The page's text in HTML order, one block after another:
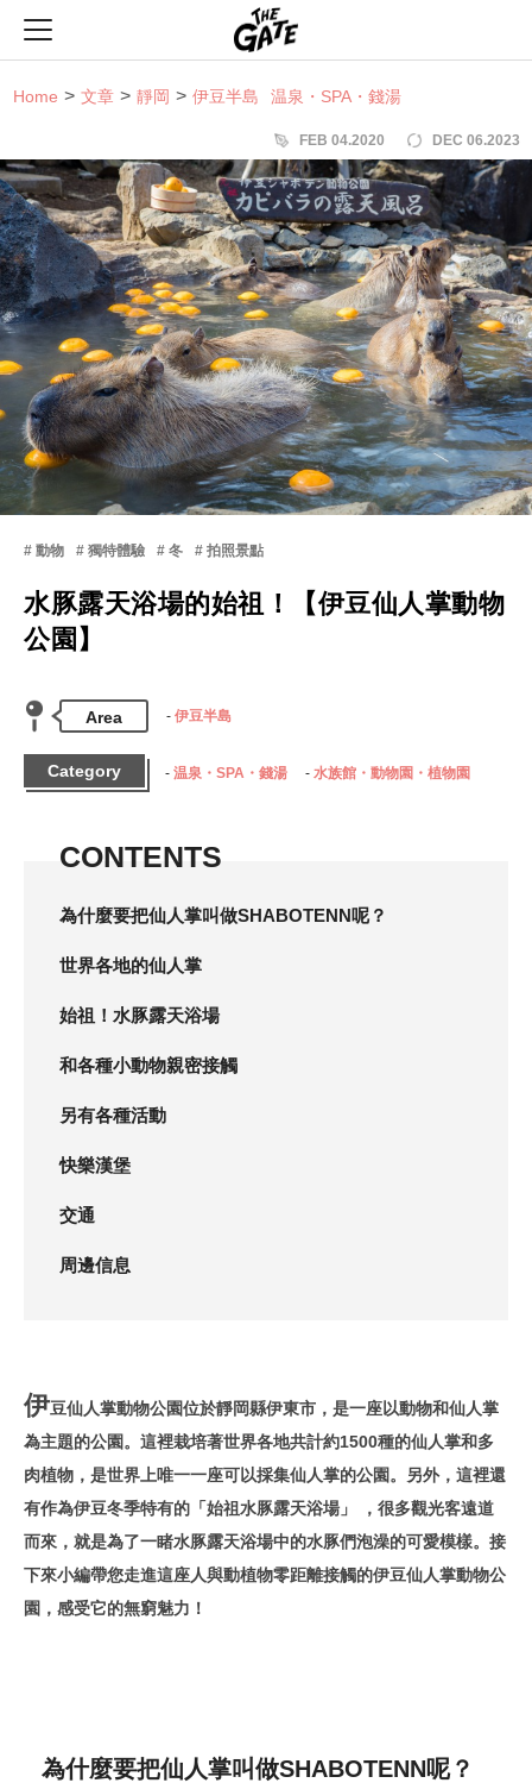
Home 文章 靜岡 伊豆半島 温泉・SPA・錢湯
FEB 04.2020 DEC 06.2023
動物 獨特體驗 冬 拍照景點
水豚露天浴場的始祖！【伊豆仙人掌動物
公園】
Area 伊豆半島
Category 温泉・SPA・錢湯 水族館・動物園・植物園
CONTENTS
為什麼要把仙人掌叫做SHABOTENN呢？
世界各地的仙人掌
始祖！水豚露天浴場
和各種小動物親密接觸
另有各種活動
快樂漢堡
交通
周邊信息
伊豆仙人掌動物公園位於靜岡縣伊東市，是一座以動物和仙人掌
為主題的公園。這裡栽培著世界各地共計約1500種的仙人掌和多
肉植物，是世界上唯一一座可以採集仙人掌的公園。另外，這裡還
有作為伊豆冬季特有的「始祖水豚露天浴場」 ，很多觀光客遠道
而來，就是為了一睹水豚露天浴場中的水豚們泡澡的可愛模樣。接
下來小編帶您走進這座人與動植物零距離接觸的伊豆仙人掌動物公
園，感受它的無窮魅力！
為什麼要把仙人掌叫做SHABOTENN呢？